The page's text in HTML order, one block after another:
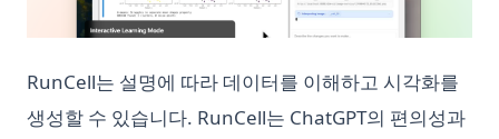
RunCell는 설명에 따라 데이터를 이해하고 시각화를
생성할 수 있습니다. RunCell는 ChatGPT의 편의성과